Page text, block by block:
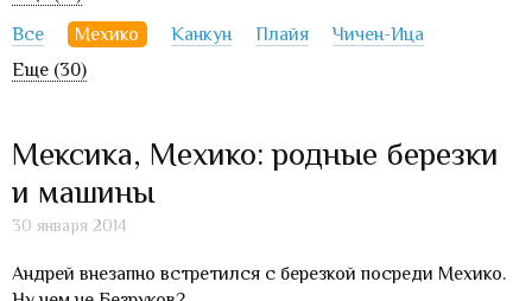
Все
Мехико Канкун Плайя
Чичен-Ица
Еще (30)
Мексика, Мехико: родные березки
и машины
30 января 2014
Андрей внезапно встретился с березкой посреди Мехико.